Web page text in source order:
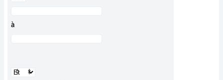
à